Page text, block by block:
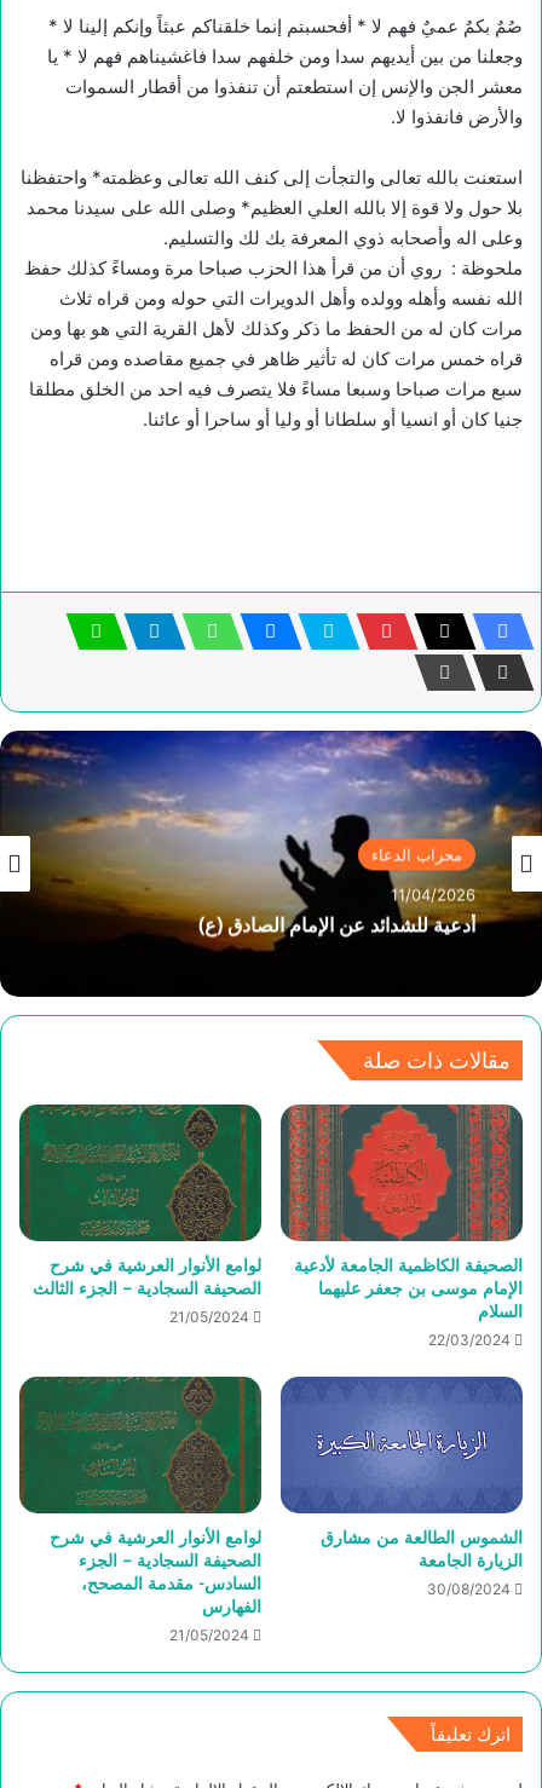
صُمٌ بكمٌ عميٌ فهم لا * أفحسبتم إنما خلقناكم عبثاً وإنكم إلينا لا *
وجعلنا من بين أيديهم سدا ومن خلفهم سدا فاغشيناهم فهم لا * يا
معشر الجن والإنس إن استطعتم أن تنفذوا من أقطار السموات
والأرض فانفذوا لا.
استعنت بالله تعالى والتجأت إلى كنف الله تعالى وعظمته* واحتفظنا
بلا حول ولا قوة إلا بالله العلي العظيم* وصلى الله على سيدنا محمد
وعلى اله وأصحابه ذوي المعرفة بك لك والتسليم.
ملحوظة : روي أن من قرأ هذا الحزب صباحا مرة ومساءً كذلك حفظ
الله نفسه وأهله وولده وأهل الدويرات التي حوله ومن قراه ثلاث
مرات كان له من الحفظ ما ذكر وكذلك لأهل القرية التي هو بها ومن
قراه خمس مرات كان له تأثير ظاهر في جميع مقاصده ومن قراه
سبع مرات صباحا وسبعا مساءً فلا يتصرف فيه احد من الخلق مطلقا
جنيا كان أو انسيا أو سلطانا أو وليا أو ساحرا أو عائنا.
محراب الدعاء
11/04/2026
أدعية للشدائد عن الإمام الصادق (ع)
محراب الدعاء
20/03/2026
دعاء يوم الفطر للإمام زين العابدين (ع)
مقالات ذات صلة
الصحيفة الكاظمية الجامعة لأدعية
الإمام موسى بن جعفر عليهما
السلام
22/03/2024
لوامع الأنوار العرشية في شرح
الصحيفة السجادية – الجزء الثالث
21/05/2024
الشموس الطالعة من مشارق
الزيارة الجامعة
30/08/2024
لوامع الأنوار العرشية في شرح
الصحيفة السجادية – الجزء
السادس- مقدمة المصحح،
الفهارس
21/05/2024
اترك تعليقاً